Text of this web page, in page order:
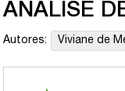
ANÁLISE
Autores: Viviane de